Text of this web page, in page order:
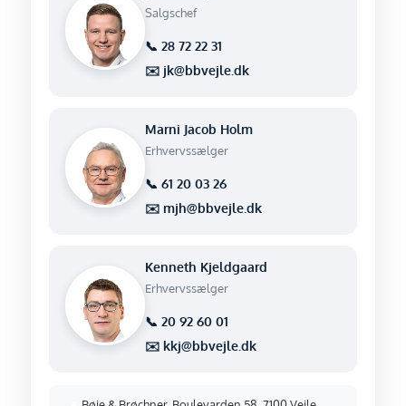
Salgschef
📞 28 72 22 31
✉️ jk@bbvejle.dk
Marni Jacob Holm
Erhvervssælger
📞 61 20 03 26
✉️ mjh@bbvejle.dk
Kenneth Kjeldgaard
Erhvervssælger
📞 20 92 60 01
✉️ kkj@bbvejle.dk